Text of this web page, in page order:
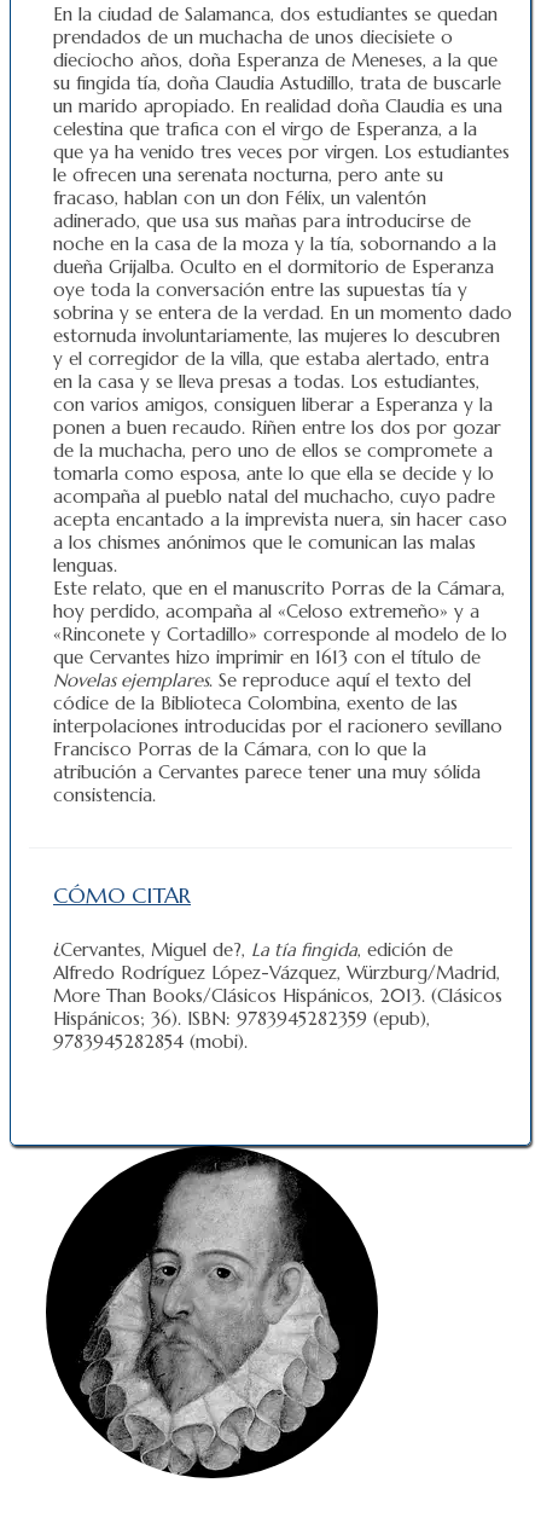
En la ciudad de Salamanca, dos estudiantes se quedan
prendados de un muchacha de unos diecisiete o
dieciocho años, doña Esperanza de Meneses, a la que
su fingida tía, doña Claudia Astudillo, trata de buscarle
un marido apropiado. En realidad doña Claudia es una
celestina que trafica con el virgo de Esperanza, a la
que ya ha venido tres veces por virgen. Los estudiantes
le ofrecen una serenata nocturna, pero ante su
fracaso, hablan con un don Félix, un valentón
adinerado, que usa sus mañas para introducirse de
noche en la casa de la moza y la tía, sobornando a la
dueña Grijalba. Oculto en el dormitorio de Esperanza
oye toda la conversación entre las supuestas tía y
sobrina y se entera de la verdad. En un momento dado
estornuda involuntariamente, las mujeres lo descubren
y el corregidor de la villa, que estaba alertado, entra
en la casa y se lleva presas a todas. Los estudiantes,
con varios amigos, consiguen liberar a Esperanza y la
ponen a buen recaudo. Riñen entre los dos por gozar
de la muchacha, pero uno de ellos se compromete a
tomarla como esposa, ante lo que ella se decide y lo
acompaña al pueblo natal del muchacho, cuyo padre
acepta encantado a la imprevista nuera, sin hacer caso
a los chismes anónimos que le comunican las malas
lenguas.
Este relato, que en el manuscrito Porras de la Cámara,
hoy perdido, acompaña al «Celoso extremeño» y a
«Rinconete y Cortadillo» corresponde al modelo de lo
que Cervantes hizo imprimir en 1613 con el título de
Novelas ejemplares. Se reproduce aquí el texto del
códice de la Biblioteca Colombina, exento de las
interpolaciones introducidas por el racionero sevillano
Francisco Porras de la Cámara, con lo que la
atribución a Cervantes parece tener una muy sólida
consistencia.
CÓMO CITAR
¿Cervantes, Miguel de?, La tía fingida, edición de
Alfredo Rodríguez López-Vázquez, Würzburg/Madrid,
More Than Books/Clásicos Hispánicos, 2013. (Clásicos
Hispánicos; 36). ISBN: 9783945282359 (epub),
9783945282854 (mobi).